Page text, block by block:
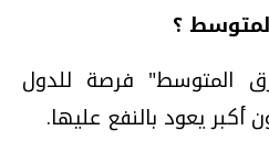
؟
المتوسط" فرصة للدول
يعود بالنفع عليها.